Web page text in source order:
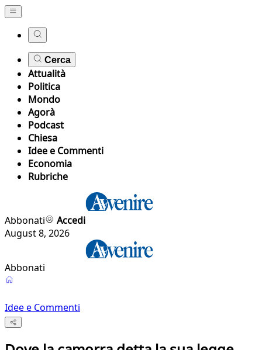
Cerca
Attualità
Politica
Mondo
Agorà
Podcast
Chiesa
Idee e Commenti
Economia
Rubriche
Abbonati
Accedi
August 8, 2026
Abbonati
Idee e Commenti